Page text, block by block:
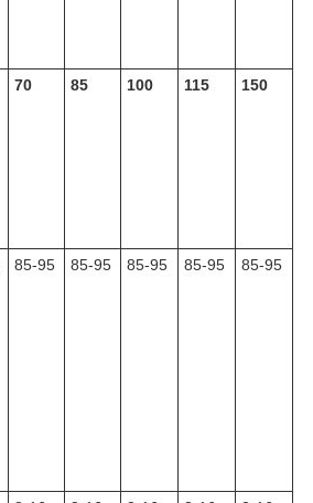
70 85 100 115 150
85-95 85-95 85-95 85-95 85-95